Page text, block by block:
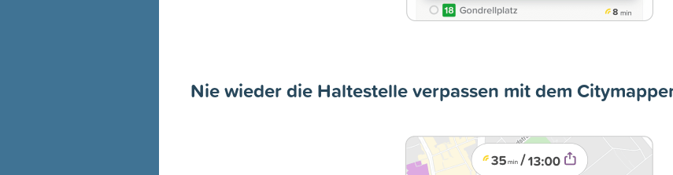
Nie wieder die Haltestelle verpassen mit dem